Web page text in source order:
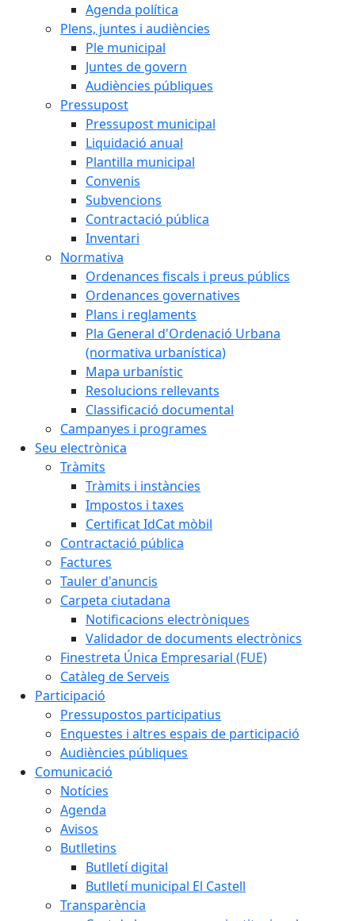
Agenda política
Plens, juntes i audiències
Ple municipal
Juntes de govern
Audiències públiques
Pressupost
Pressupost municipal
Liquidació anual
Plantilla municipal
Convenis
Subvencions
Contractació pública
Inventari
Normativa
Ordenances fiscals i preus públics
Ordenances governatives
Plans i reglaments
Pla General d'Ordenació Urbana
(normativa urbanística)
Mapa urbanístic
Resolucions rellevants
Classificació documental
Campanyes i programes
Seu electrònica
Tràmits
Tràmits i instàncies
Impostos i taxes
Certificat IdCat mòbil
Contractació pública
Factures
Tauler d'anuncis
Carpeta ciutadana
Notificacions electròniques
Validador de documents electrònics
Finestreta Única Empresarial (FUE)
Catàleg de Serveis
Participació
Pressupostos participatius
Enquestes i altres espais de participació
Audiències públiques
Comunicació
Notícies
Agenda
Avisos
Butlletins
Butlletí digital
Butlletí municipal El Castell
Transparència